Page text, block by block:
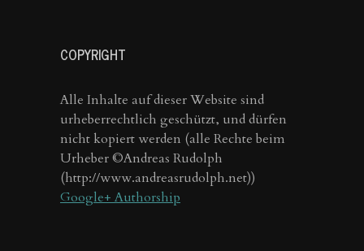
COPYRIGHT
Alle Inhalte auf dieser Website sind
urheberrechtlich geschützt, und dürfen
nicht kopiert werden (alle Rechte beim
Urheber ©Andreas Rudolph
(http://www.andreasrudolph.net))
Google+ Authorship